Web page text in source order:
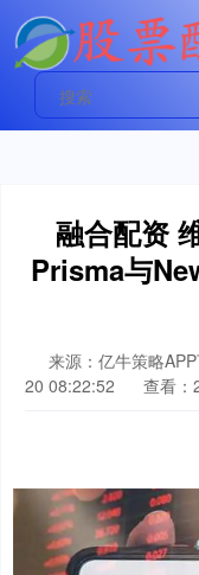
融合配资
Prisma与
来源：亿牛策略
20 08:22:52
查看：